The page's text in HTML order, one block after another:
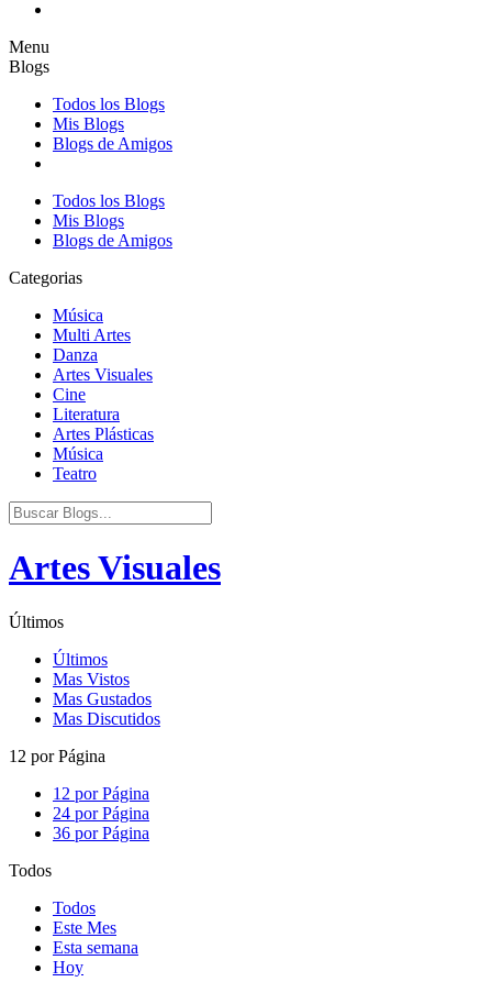
Menu
Blogs
Todos los Blogs
Mis Blogs
Blogs de Amigos
Todos los Blogs
Mis Blogs
Blogs de Amigos
Categorias
Música
Multi Artes
Danza
Artes Visuales
Cine
Literatura
Artes Plásticas
Música
Teatro
Artes Visuales
Últimos
Últimos
Mas Vistos
Mas Gustados
Mas Discutidos
12 por Página
12 por Página
24 por Página
36 por Página
Todos
Todos
Este Mes
Esta semana
Hoy